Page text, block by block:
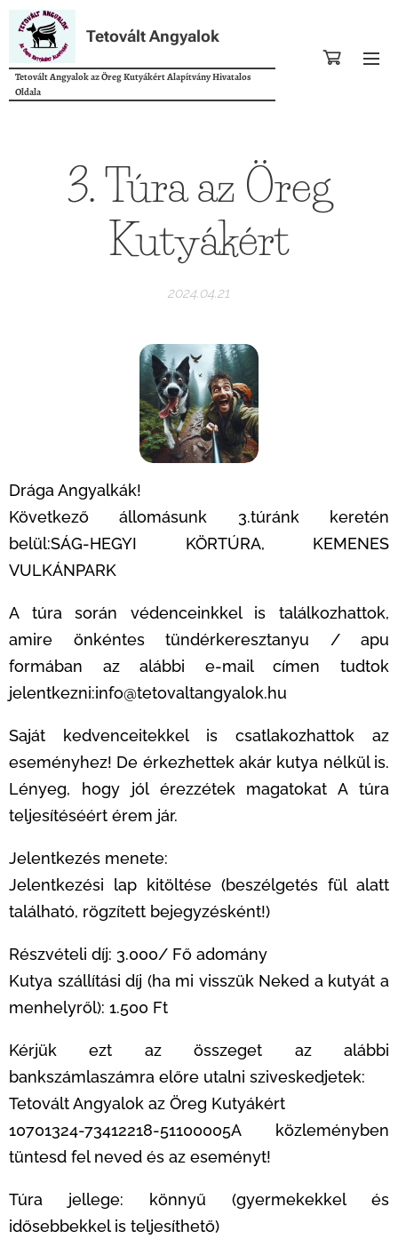
Tetovált Angyalok
Tetovált Angyalok az Öreg Kutyákért Alapítvány Hivatalos
Oldala
3. Túra az Öreg
Kutyákért
2024.04.21
Drága Angyalkák!
Következő állomásunk 3.túránk keretén
belül:SÁG-HEGYI KÖRTÚRA, KEMENES
VULKÁNPARK
A túra során védenceinkkel is találkozhattok,
amire önkéntes tündérkeresztanyu / apu
formában az alábbi e-mail címen tudtok
jelentkezni:info@tetovaltangyalok.hu
Saját kedvenceitekkel is csatlakozhattok az
eseményhez! De érkezhettek akár kutya nélkül is.
Lényeg, hogy jól érezzétek magatokat A túra
teljesítéséért érem jár.
Jelentkezés menete:
Jelentkezési lap kitöltése (beszélgetés fül alatt
található, rögzített bejegyzésként!)
Részvételi díj: 3.000/ Fő adomány
Kutya szállítási díj (ha mi visszük Neked a kutyát a
menhelyről): 1.500 Ft
Kérjük ezt az összeget az alábbi
bankszámlaszámra előre utalni sziveskedjetek:
Tetovált Angyalok az Öreg Kutyákért
10701324-73412218-51100005A közleményben
tüntesd fel neved és az eseményt!
Túra jellege: könnyű (gyermekekkel és
idősebbekkel is teljesíthető)